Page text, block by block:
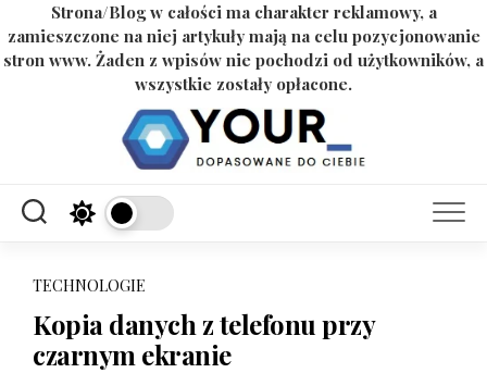
Strona/Blog w całości ma charakter reklamowy, a
zamieszczone na niej artykuły mają na celu pozycjonowanie
stron www. Żaden z wpisów nie pochodzi od użytkowników, a
wszystkie zostały opłacone.
TECHNOLOGIE
Kopia danych z telefonu przy
czarnym ekranie